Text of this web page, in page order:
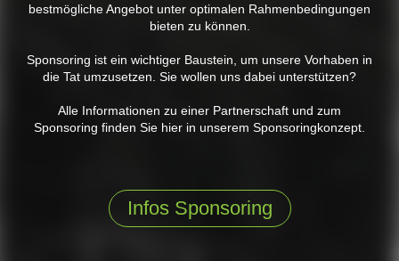
bestmögliche Angebot unter optimalen Rahmenbedingungen
bieten zu können.
Sponsoring ist ein wichtiger Baustein, um unsere Vorhaben in
die Tat umzusetzen. Sie wollen uns dabei unterstützen?
Alle Informationen zu einer Partnerschaft und zum
Sponsoring finden Sie hier in unserem Sponsoringkonzept.
Infos Sponsoring